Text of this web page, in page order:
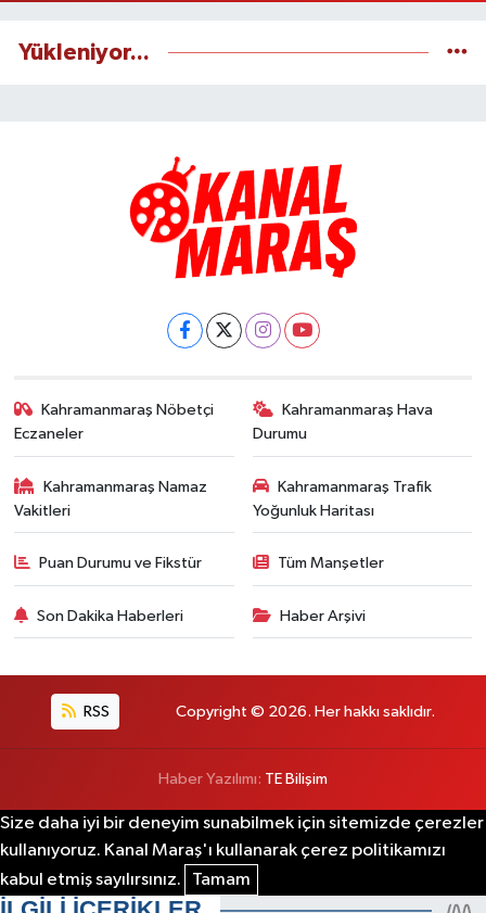
Yükleniyor...
Kahramanmaraş Nöbetçi
Eczaneler
Kahramanmaraş Hava
Durumu
Kahramanmaraş Namaz
Vakitleri
Kahramanmaraş Trafik
Yoğunluk Haritası
Puan Durumu ve Fikstür Tüm Manşetler
Son Dakika Haberleri Haber Arşivi
RSS Copyright © 2026. Her hakkı saklıdır.
Haber Yazılımı: TE Bilişim
Size daha iyi bir deneyim sunabilmek için sitemizde çerezler
kullanıyoruz. Kanal Maraş'ı kullanarak çerez politikamızı
kabul etmiş sayılırsınız.
Tamam